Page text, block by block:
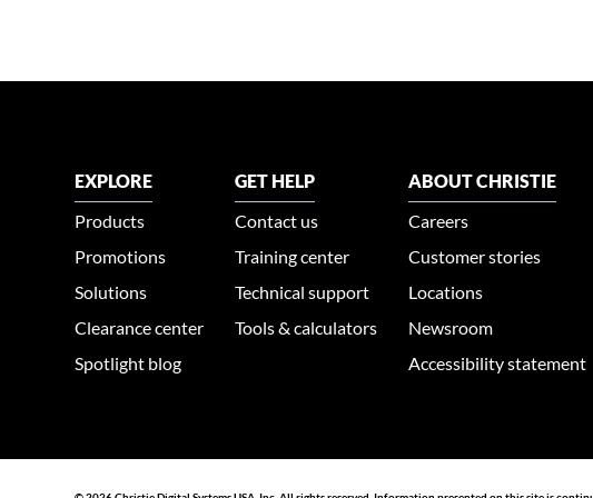
EXPLORE
Products
Promotions
Solutions
Clearance center
Spotlight blog
GET HELP
Contact us
Training center
Technical support
Tools & calculators
ABOUT CHRISTIE
Careers
Customer stories
Locations
Newsroom
Accessibility statement